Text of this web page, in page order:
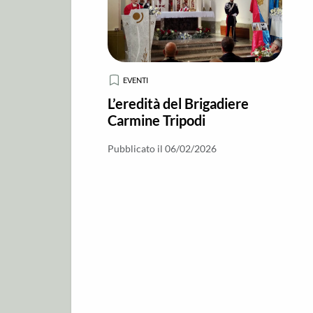
EVENTI
L’eredità del Brigadiere
Carmine Tripodi
Pubblicato il 06/02/2026